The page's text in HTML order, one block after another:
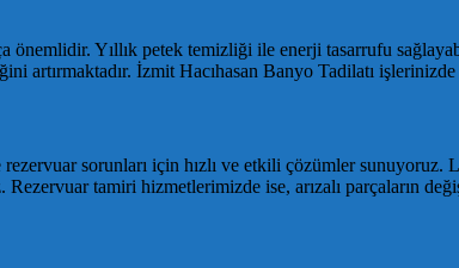
önemlidir. Yıllık petek temizliği ile enerji tasarrufu
artırmaktadır. İzmit Hacıhasan Banyo Tadilatı
rezervuar sorunları için hızlı ve etkili çözümler
Rezervuar tamiri hizmetlerimizde ise, arızalı parçaların